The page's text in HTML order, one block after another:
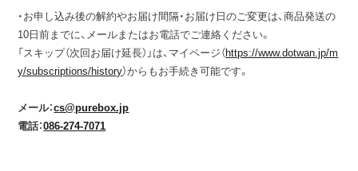
・お申し込み後の解約やお届け間隔・お届け日のご変更は、商品発送の
10日前までに、メールまたはお電話でご連絡ください。
「スキップ（次回お届け延長）」は、マイページ（ https://www.dotwan.jp/m
y/subscriptions/history）からもお手続き可能です。
メール：cs@purebox.jp
電話：086-274-7071